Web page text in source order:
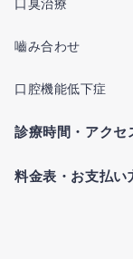
口臭治療
嚙み合わせ
口腔機能低下症
診療時間・アクセ
料金表・お支払い